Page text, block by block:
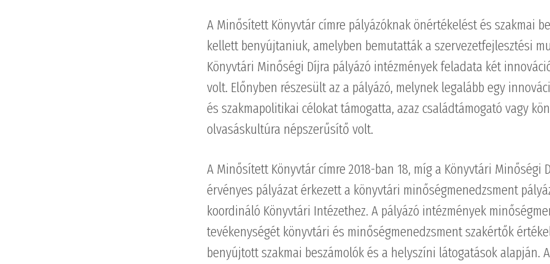
A Minősített Könyvtár címre pályázóknak önértékelést és szakmai
kellett benyújtaniuk, amelyben bemutatták a szervezetfejlesztési
Könyvtári Minőségi Díjra pályázó intézmények feladata két
volt. Előnyben részesült az a pályázó, melynek legalább egy
és szakmapolitikai célokat támogatta, azaz családtámogató vagy
olvasáskultúra népszerűsítő volt.
A Minősített Könyvtár címre 2018-ban 18, míg a Könyvtári Minőségi
érvényes pályázat érkezett a könyvtári minőségmenedzsment
koordináló Könyvtári Intézethez. A pályázó intézmények
tevékenységét könyvtári és minőségmenedzsment szakértők
benyújtott szakmai beszámolók és a helyszíni látogatások alapján.